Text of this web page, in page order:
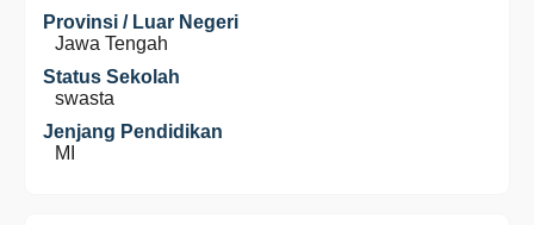
Provinsi / Luar Negeri
Jawa Tengah
Status Sekolah
swasta
Jenjang Pendidikan
MI